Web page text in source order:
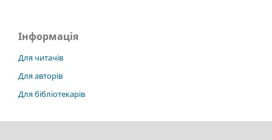
Інформація
Для читачів
Для авторів
Для бібліотекарів